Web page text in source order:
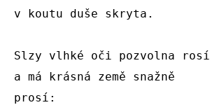
v koutu duše skryta.
Slzy vlhké oči pozvolna rosí
a má krásná země snažně
prosí: